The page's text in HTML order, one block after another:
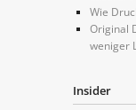
Wie
Original
weniger
Insider